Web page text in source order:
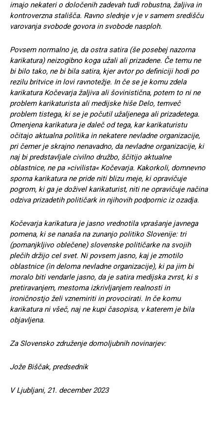
imajo nekateri o določenih zadevah tudi robustna, žaljiva in
kontroverzna stališča. Ravno slednje v je v samem središču
varovanja svobode govora in svobode nasploh.
Povsem normalno je, da ostra satira (še posebej nazorna
karikatura) neizogibno koga užali ali prizadene. Če temu ne
bi bilo tako, ne bi bila satira, kjer avtor po definiciji hodi po
rezilu britvice in lovi ravnotežje. In če se je komu zdela
karikatura Kočevarja žaljiva ali šovinistična, potem to ni ne
problem karikaturista ali medijske hiše Delo, temveč
problem tistega, ki se je počutil užaljenega ali prizadetega.
Omenjena karikatura je daleč od tega, kar karikaturistu
očitajo aktualna politika in nekatere nevladne organizacije,
pri čemer je skrajno nenavadno, da nevladne organizacije, ki
naj bi predstavljale civilno družbo, ščitijo aktualne
oblastnice, ne pa »civilista« Kočevarja. Kakorkoli, domnevno
sporna karikatura ne pride niti blizu meje, ki opravičuje
pogrom, ki ga je doživel karikaturist, niti ne opravičuje načina
odziva prizadetih političark in njihovih podpornic iz ozadja.
Kočevarja karikatura je jasno vrednotila vprašanje javnega
pomena, ki se nanaša na zunanjo politiko Slovenije: tri
(pomanjkljivo oblečene) slovenske političarke na svojih
plečih držijo cel svet. Ni povsem jasno, kaj je zmotilo
oblastnice (in deloma nevladne organizacije), ki pa jim bi
moralo biti vendarle jasno, da je satira medijska zvrst, ki s
pretiravanjem, mestoma izkrivljanjem realnosti in
ironičnostjo želi vznemiriti in provocirati. In če komu
karikatura ni všeč, naj ne kupi časopisa, v katerem je bila
objavljena.
Za Slovensko združenje domoljubnih novinarjev:
Jože Biščak, predsednik
V Ljubljani, 21. december 2023